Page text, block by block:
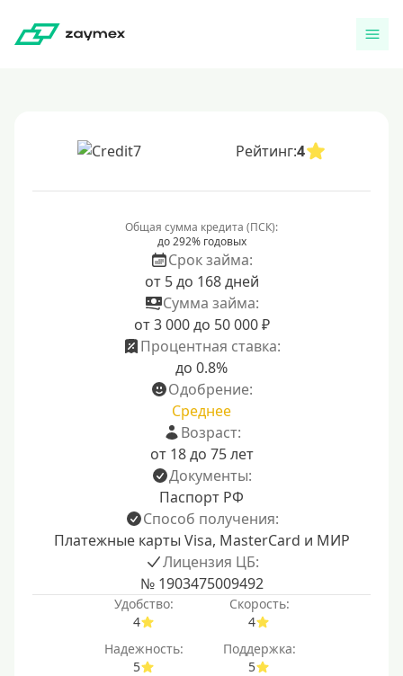
Рейтинг:4
Общая сумма кредита (ПСК):
до 292% годовых
Срок займа:
от 5 до 168 дней
Сумма займа:
от 3 000 до 50 000 ₽
Процентная ставка:
до 0.8%
Одобрение:
Среднее
Возраст:
от 18 до 75 лет
Документы:
Паспорт РФ
Способ получения:
Платежные карты Visa, MasterCard и МИР
Лицензия ЦБ:
№ 1903475009492
Удобство:
4
Скорость:
4
Надежность:
5
Поддержка:
5